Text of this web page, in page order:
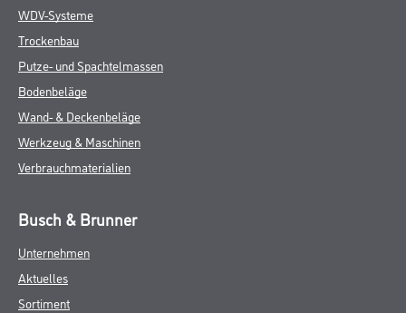
WDV-Systeme
Trockenbau
Putze- und Spachtelmassen
Bodenbeläge
Wand- & Deckenbeläge
Werkzeug & Maschinen
Verbrauchmaterialien
Busch & Brunner
Unternehmen
Aktuelles
Sortiment